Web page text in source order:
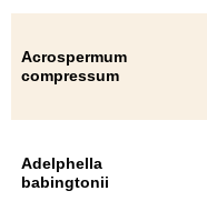
Acrospermum
compressum
Adelphella
babingtonii